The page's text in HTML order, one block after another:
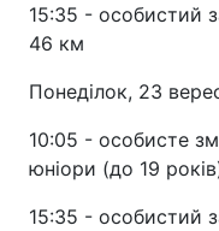
15:35 - особистий
46 км
Понеділок, 23
10:05 - особисте
юніори (до 19
15:35 - особистий